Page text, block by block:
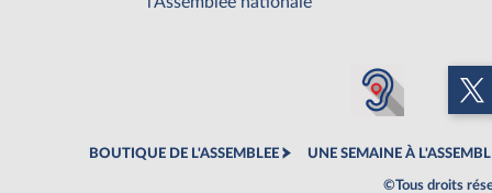
BOUTIQUE DE L'ASSEMBLEE UNE SEMAINE À
©Tous droits